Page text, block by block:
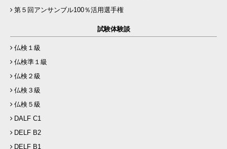
第５回アンサンブル100％活用選手権
試験体験談
仏検１級
仏検準１級
仏検２級
仏検３級
仏検５級
DALF C1
DELF B2
DELF B1